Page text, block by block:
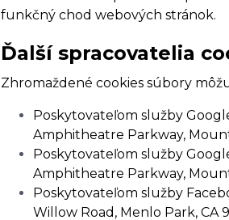
funkčný chod webových stránok.
Ďalší spracovatelia
Zhromaždené cookies súbory
Poskytovateľom služby
Amphitheatre Parkway,
Poskytovateľom služby
Amphitheatre Parkway,
Poskytovateľom služby
Willow Road, Menlo Park, CA